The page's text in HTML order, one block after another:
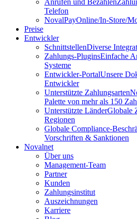
Anrufen und Bezahlen
Telefon
NovalPayOnline/In-Store/
Preise
Entwickler
SchnittstellenDiverse
Zahlungs-PluginsEinfache
Systeme
Entwickler-PortalUnsere
Entwickler
Unterstützte Zahlungsarten
Palette von mehr als 150
Unterstützte LänderGlobale
Regionen
Globale Compliance-
Vorschriften & Sanktionen
Novalnet
Über uns
Management-Team
Partner
Kunden
Zahlungsinstitut
Auszeichnungen
Karriere